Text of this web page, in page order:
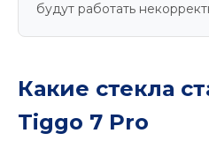
будут работать
Какие стекла
Tiggo 7 Pro